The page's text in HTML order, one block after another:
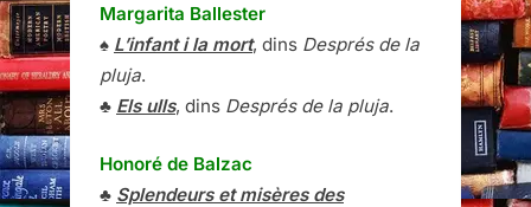
Margarita Ballester
♠ L’infant i la mort, dins Després de la
pluja.
♣ Els ulls, dins Després de la pluja.
Honoré de Balzac
♣ Splendeurs et misères des